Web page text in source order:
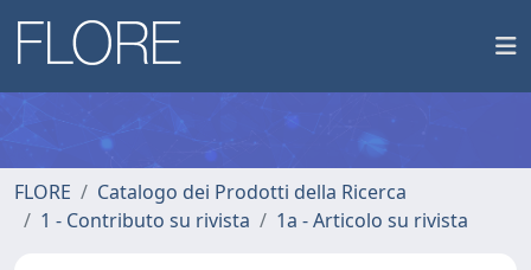
FLORE
Catalogo dei Prodotti della Ricerca
1 - Contributo su rivista
1a - Articolo su rivista